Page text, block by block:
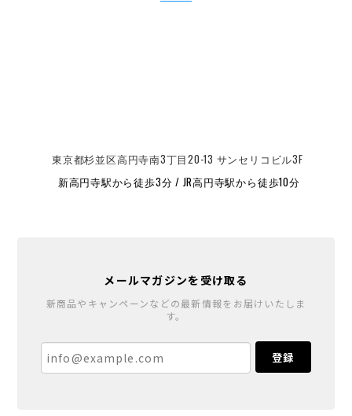
東京都杉並区高円寺南3丁目20-13 サンセリコビル3F
新高円寺駅から徒歩3分 / JR高円寺駅から徒歩10分
メールマガジンを受け取る
新商品やキャンペーンなどの最新情報をお届けいたしま
す。
登録